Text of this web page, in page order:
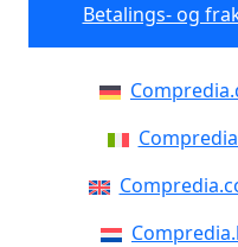
Betalings- og